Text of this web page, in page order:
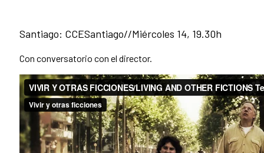
Santiago: CCESantiago//Miércoles 14, 19.30h
Con conversatorio con el director.